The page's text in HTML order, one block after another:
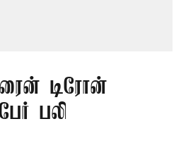
டிரோன்
பலி